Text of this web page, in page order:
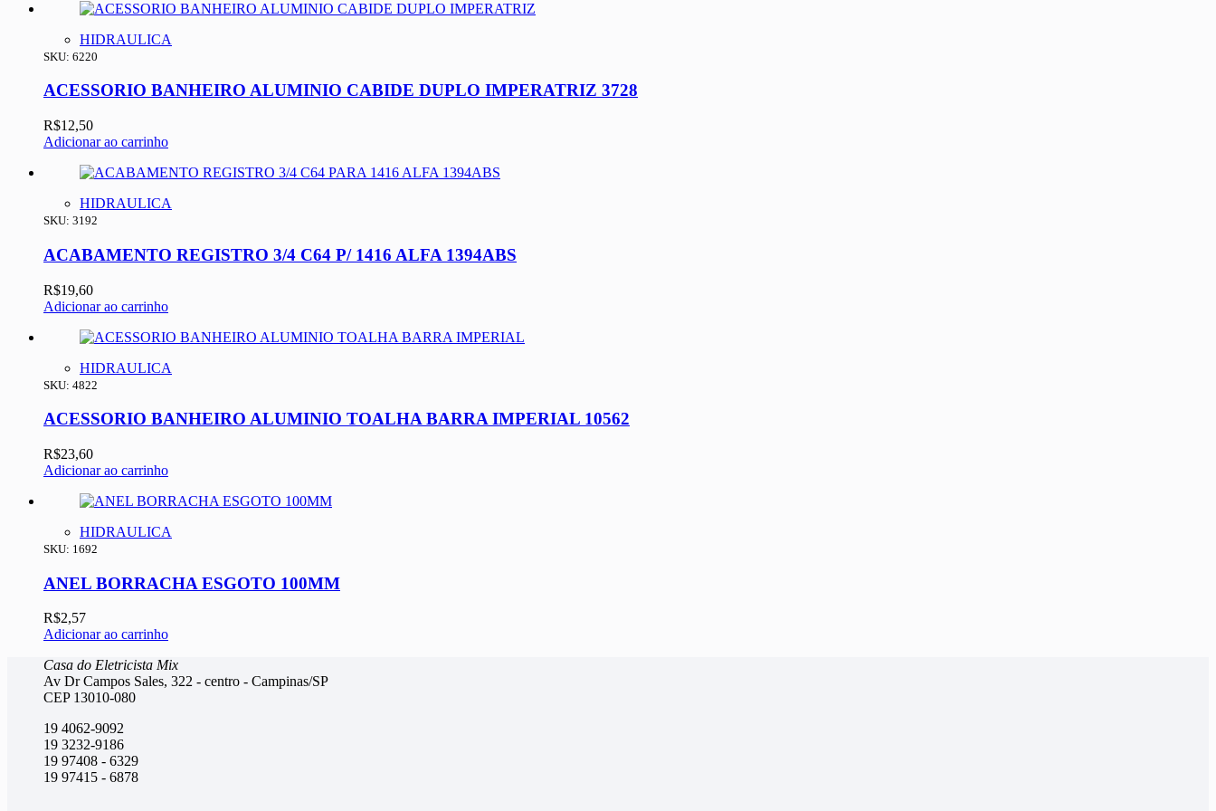
HIDRAULICA
SKU: 6220
ACESSORIO BANHEIRO ALUMINIO CABIDE DUPLO IMPERATRIZ 3728
R$12,50
Adicionar ao carrinho
HIDRAULICA
SKU: 3192
ACABAMENTO REGISTRO 3/4 C64 P/ 1416 ALFA 1394ABS
R$19,60
Adicionar ao carrinho
HIDRAULICA
SKU: 4822
ACESSORIO BANHEIRO ALUMINIO TOALHA BARRA IMPERIAL 10562
R$23,60
Adicionar ao carrinho
HIDRAULICA
SKU: 1692
ANEL BORRACHA ESGOTO 100MM
R$2,57
Adicionar ao carrinho
Casa do Eletricista Mix
Av Dr Campos Sales, 322 - centro - Campinas/SP
CEP 13010-080
19 4062-9092
19 3232-9186
19 97408 - 6329
19 97415 - 6878